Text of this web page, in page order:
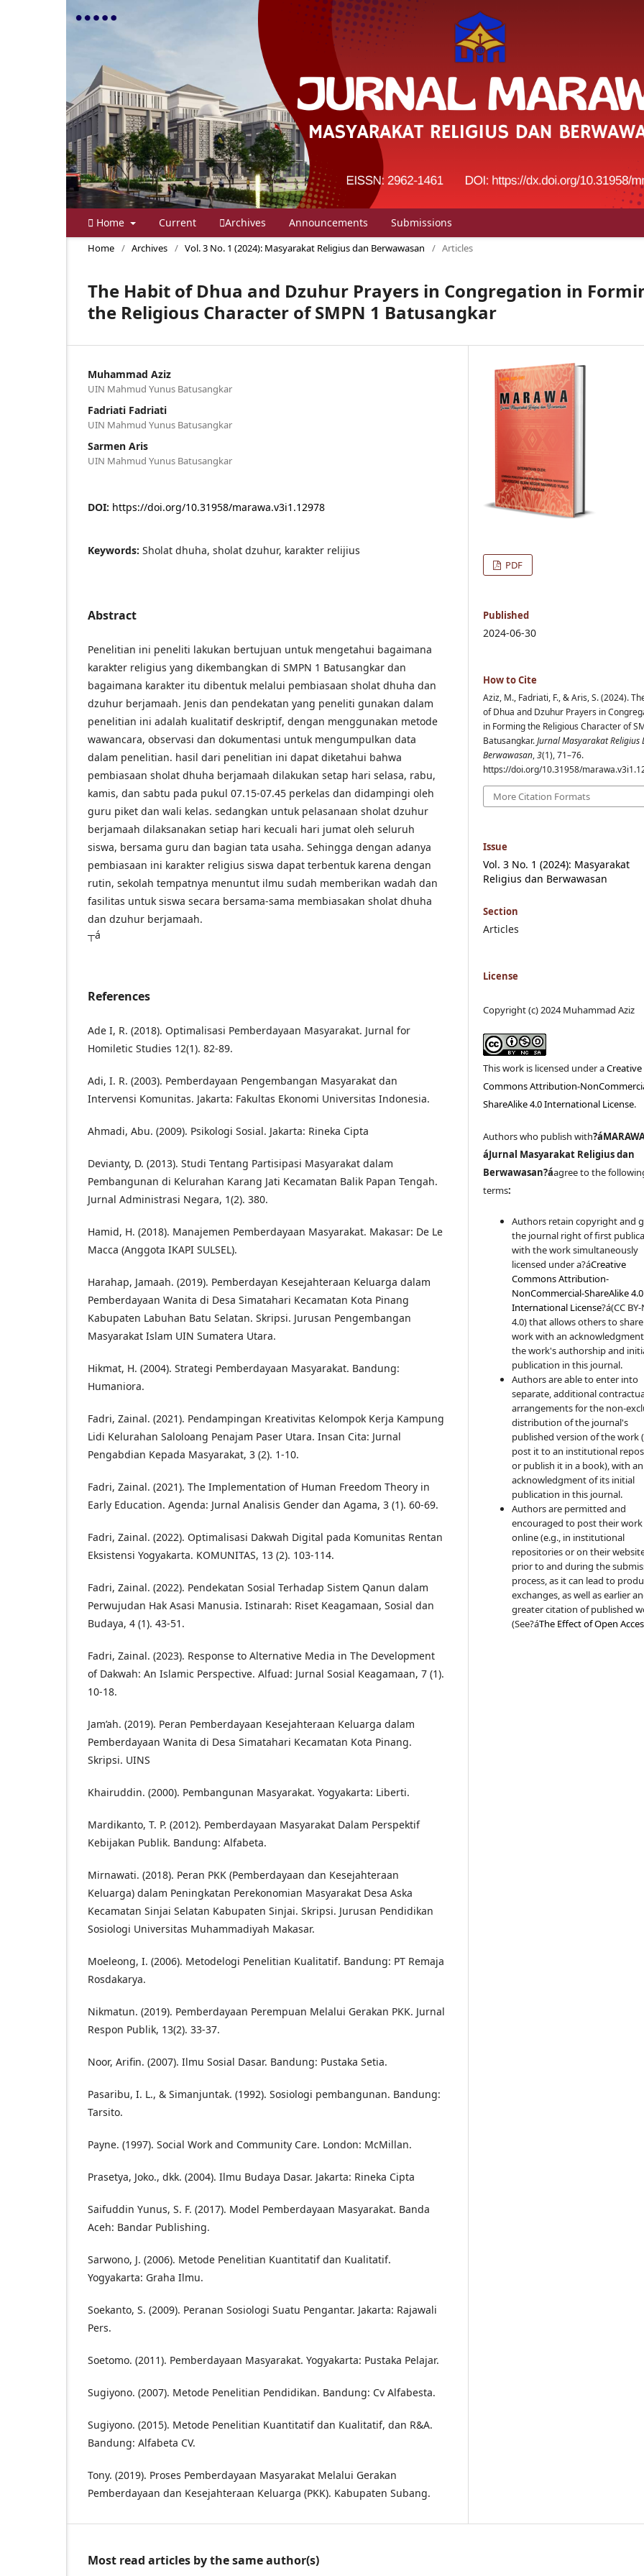
Home Current Archives Announcements Submissions
Home / Archives / Vol. 3 No. 1 (2024): Masyarakat Religius dan Berwawasan / Articles
The Habit of Dhua and Dzuhur Prayers in Congregation in
the Religious Character of SMPN 1 Batusangkar
Muhammad Aziz
UIN Mahmud Yunus Batusangkar
Fadriati Fadriati
UIN Mahmud Yunus Batusangkar
Sarmen Aris
UIN Mahmud Yunus Batusangkar
DOI: https://doi.org/10.31958/marawa.v3i1.12978
Keywords: Sholat dhuha, sholat dzuhur, karakter relijius
Abstract
Penelitian ini peneliti lakukan bertujuan untuk mengetahui bagaimana
karakter religius yang dikembangkan di SMPN 1 Batusangkar dan
bagaimana karakter itu dibentuk melalui pembiasaan sholat dhuha dan
dzuhur berjamaah. Jenis dan pendekatan yang peneliti gunakan dalam
penelitian ini adalah kualitatif deskriptif, dengan menggunakan metode
wawancara, observasi dan dokumentasi untuk mengumpulkan data
dalam penelitian. hasil dari penelitian ini dapat diketahui bahwa
pembiasaan sholat dhuha berjamaah dilakukan setap hari selasa, rabu,
kamis, dan sabtu pada pukul 07.15-07.45 perkelas dan didampingi oleh
guru piket dan wali kelas. sedangkan untuk pelasanaan sholat dzuhur
berjamaah dilaksanakan setiap hari kecuali hari jumat oleh seluruh
siswa, bersama guru dan bagian tata usaha. Sehingga dengan adanya
pembiasaan ini karakter religius siswa dapat terbentuk karena dengan
rutin, sekolah tempatnya menuntut ilmu sudah memberikan wadah dan
fasilitas untuk siswa secara bersama-sama membiasakan sholat dhuha
dan dzuhur berjamaah.
┬á
References
Ade I, R. (2018). Optimalisasi Pemberdayaan Masyarakat. Jurnal for
Homiletic Studies 12(1). 82-89.
Adi, I. R. (2003). Pemberdayaan Pengembangan Masyarakat dan
Intervensi Komunitas. Jakarta: Fakultas Ekonomi Universitas Indonesia.
Ahmadi, Abu. (2009). Psikologi Sosial. Jakarta: Rineka Cipta
Devianty, D. (2013). Studi Tentang Partisipasi Masyarakat dalam
Pembangunan di Kelurahan Karang Jati Kecamatan Balik Papan Tengah.
Jurnal Administrasi Negara, 1(2). 380.
Hamid, H. (2018). Manajemen Pemberdayaan Masyarakat. Makasar: De Le
Macca (Anggota IKAPI SULSEL).
Harahap, Jamaah. (2019). Pemberdayan Kesejahteraan Keluarga dalam
Pemberdayaan Wanita di Desa Simatahari Kecamatan Kota Pinang
Kabupaten Labuhan Batu Selatan. Skripsi. Jurusan Pengembangan
Masyarakat Islam UIN Sumatera Utara.
Hikmat, H. (2004). Strategi Pemberdayaan Masyarakat. Bandung:
Humaniora.
Fadri, Zainal. (2021). Pendampingan Kreativitas Kelompok Kerja Kampung
Lidi Kelurahan Saloloang Penajam Paser Utara. Insan Cita: Jurnal
Pengabdian Kepada Masyarakat, 3 (2). 1-10.
Fadri, Zainal. (2021). The Implementation of Human Freedom Theory in
Early Education. Agenda: Jurnal Analisis Gender dan Agama, 3 (1). 60-69.
Fadri, Zainal. (2022). Optimalisasi Dakwah Digital pada Komunitas Rentan
Eksistensi Yogyakarta. KOMUNITAS, 13 (2). 103-114.
Fadri, Zainal. (2022). Pendekatan Sosial Terhadap Sistem Qanun dalam
Perwujudan Hak Asasi Manusia. Istinarah: Riset Keagamaan, Sosial dan
Budaya, 4 (1). 43-51.
Fadri, Zainal. (2023). Response to Alternative Media in The Development
of Dakwah: An Islamic Perspective. Alfuad: Jurnal Sosial Keagamaan, 7 (1).
10-18.
Jam’ah. (2019). Peran Pemberdayaan Kesejahteraan Keluarga dalam
Pemberdayaan Wanita di Desa Simatahari Kecamatan Kota Pinang.
Skripsi. UINS
Khairuddin. (2000). Pembangunan Masyarakat. Yogyakarta: Liberti.
Mardikanto, T. P. (2012). Pemberdayaan Masyarakat Dalam Perspektif
Kebijakan Publik. Bandung: Alfabeta.
Mirnawati. (2018). Peran PKK (Pemberdayaan dan Kesejahteraan
Keluarga) dalam Peningkatan Perekonomian Masyarakat Desa Aska
Kecamatan Sinjai Selatan Kabupaten Sinjai. Skripsi. Jurusan Pendidikan
Sosiologi Universitas Muhammadiyah Makasar.
Moeleong, I. (2006). Metodelogi Penelitian Kualitatif. Bandung: PT Remaja
Rosdakarya.
Nikmatun. (2019). Pemberdayaan Perempuan Melalui Gerakan PKK. Jurnal
Respon Publik, 13(2). 33-37.
Noor, Arifin. (2007). Ilmu Sosial Dasar. Bandung: Pustaka Setia.
Pasaribu, I. L., & Simanjuntak. (1992). Sosiologi pembangunan. Bandung:
Tarsito.
Payne. (1997). Social Work and Community Care. London: McMillan.
Prasetya, Joko., dkk. (2004). Ilmu Budaya Dasar. Jakarta: Rineka Cipta
Saifuddin Yunus, S. F. (2017). Model Pemberdayaan Masyarakat. Banda
Aceh: Bandar Publishing.
Sarwono, J. (2006). Metode Penelitian Kuantitatif dan Kualitatif.
Yogyakarta: Graha Ilmu.
Soekanto, S. (2009). Peranan Sosiologi Suatu Pengantar. Jakarta: Rajawali
Pers.
Soetomo. (2011). Pemberdayaan Masyarakat. Yogyakarta: Pustaka Pelajar.
Sugiyono. (2007). Metode Penelitian Pendidikan. Bandung: Cv Alfabesta.
Sugiyono. (2015). Metode Penelitian Kuantitatif dan Kualitatif, dan R&A.
Bandung: Alfabeta CV.
Tony. (2019). Proses Pemberdayaan Masyarakat Melalui Gerakan
Pemberdayaan dan Kesejahteraan Keluarga (PKK). Kabupaten Subang.
PDF
Published
2024-06-30
How to Cite
Aziz, M., Fadriati, F., & Aris, S. (2024).
of Dhua and Dzuhur Prayers in
in Forming the Religious Character of
Batusangkar.Jurnal Masyarakat Religius
Berwawasan,3(1), 71–76.
https://doi.org/10.31958/
More Citation Formats
Issue
Vol. 3 No. 1 (2024): Masyarakat
Religius dan Berwawasan
Section
Articles
License
Copyright (c) 2024 Muhammad Aziz
This work is licensed under aCreative
Commons Attribution-
ShareAlike 4.0 International License.
Authors who publish with
áJurnal Masyarakat Religius dan
Berwawasan?áagree to the
terms:
Authors retain copyright and
the journal right of first
with the work simultaneously
licensed under a?áCreative
Commons Attribution-
NonCommercial-ShareAlike 4.0
International License?á(CC
4.0) that allows others to
work with an
the work's authorship and
publication in this journal.
Authors are able to enter into
separate, additional
arrangements for the non-
distribution of the journal's
published version of the work
post it to an institutional
or publish it in a book), with an
acknowledgment of its initial
publication in this journal.
Authors are permitted and
encouraged to post their work
online (e.g., in institutional
repositories or on their
prior to and during the
process, as it can lead to
exchanges, as well as earlier
greater citation of published
(See?áThe Effect of Open
Most read articles by the same author(s)